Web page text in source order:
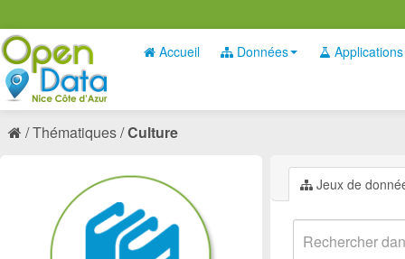
Accueil Données Applications
Thématiques Culture
Jeux de